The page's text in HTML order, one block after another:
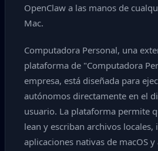
OpenClaw a las manos de
Mac.
Computadora Personal, una
plataforma de "Computadora
empresa, está diseñada para
autónomos directamente en el
usuario. La plataforma permite
lean y escriban archivos locales,
aplicaciones nativas de macOS y